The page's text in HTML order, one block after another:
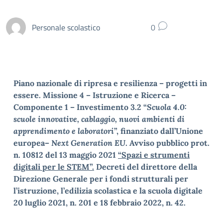
Personale scolastico 0
Piano nazionale di ripresa e resilienza – progetti in
essere. Missione 4 – Istruzione e Ricerca –
Componente 1 – Investimento 3.2 “Scuola 4.0:
scuole innovative, cablaggio, nuovi ambienti di
apprendimento e laboratori”, finanziato dall’Unione
europea– Next Generation EU. Avviso pubblico prot.
n. 10812 del 13 maggio 2021 “Spazi e strumenti
digitali per le STEM”. Decreti del direttore della
Direzione Generale per i fondi strutturali per
l’istruzione, l’edilizia scolastica e la scuola digitale
20 luglio 2021, n. 201 e 18 febbraio 2022, n. 42.